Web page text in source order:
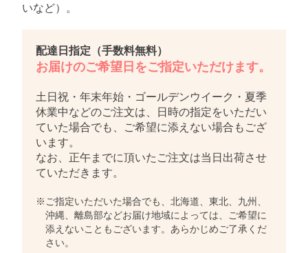
いなど）。
配達日指定（手数料無料）
お届けのご希望日をご指定いただけます。
土日祝・年末年始・ゴールデンウイーク・夏季
休業中などのご注文は、日時の指定をいただい
ていた場合でも、ご希望に添えない場合もござ
います。
なお、正午までに頂いたご注文は当日出荷させ
ていただきます。
※ご指定いただいた場合でも、北海道、東北、九州、
沖縄、離島部などお届け地域によっては、ご希望に
添えないこともございます。あらかじめご了承くだ
さい。